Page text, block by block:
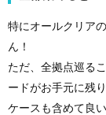
特にオールクリア
ん！
ただ、全拠点巡る
ードがお手元に残り
ケースも含めて良